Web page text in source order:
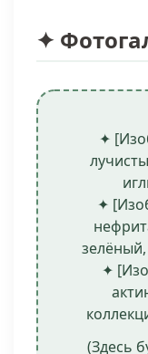
✦
✦
✦
✦
(Здесь